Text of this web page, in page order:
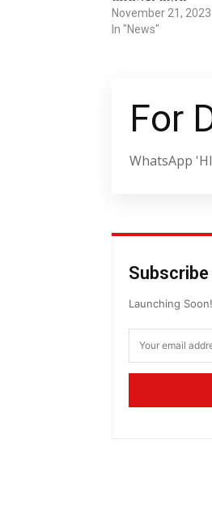
November 21, 2023
In "News"
For
WhatsApp
Launching